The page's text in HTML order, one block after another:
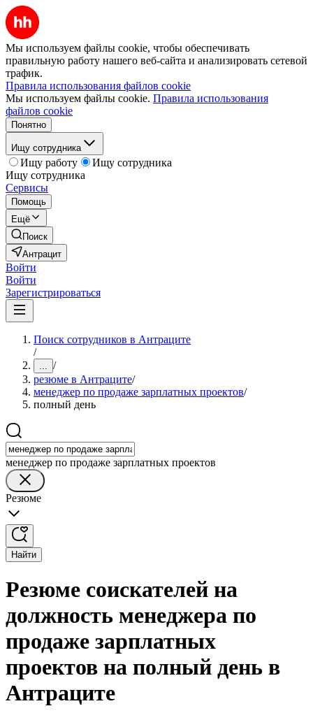
Мы используем файлы cookie, чтобы обеспечивать
правильную работу нашего веб-сайта и анализировать сетевой
трафик.
Правила использования файлов cookie
Мы используем файлы cookie. Правила использования
файлов cookie
Понятно
Ищу сотрудника
Ищу работу
Ищу сотрудника
Ищу сотрудника
Сервисы
Помощь
Ещё
Поиск
Антрацит
Войти
Войти
Зарегистрироваться
Поиск сотрудников в Антраците
/
... /
резюме в Антраците/
менеджер по продаже зарплатных проектов/
полный день
менеджер по продаже зарплатных проектов
Резюме
Найти
Резюме соискателей на
должность менеджера по
продаже зарплатных
проектов на полный день в
Антраците